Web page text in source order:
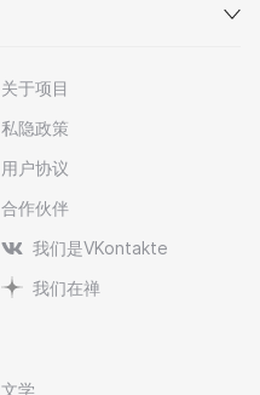
关于项目
私隐政策
用户协议
合作伙伴
我们是VKontakte
我们在禅
文学